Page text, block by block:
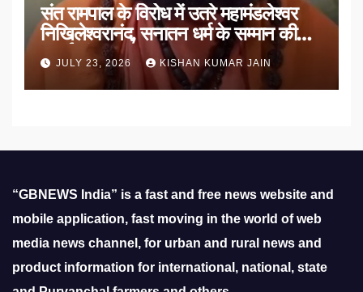
संत रामपाल के विरोध में उतरे महामंडलेश्वर
निखिलेश्वरानंद, सनातन धर्म के सम्मान की
उठाई मांग
JULY 23, 2026 KISHAN KUMAR JAIN
“GBNEWS India” is a fast and free news website and
mobile application, fast moving in the world of web
media news channel, for urban and rural news and
product information for international, national, state